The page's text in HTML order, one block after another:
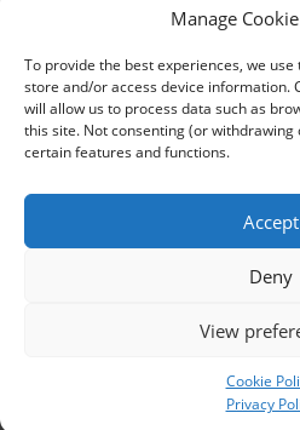
Manage
To provide the best experiences, we
store and/or access device information.
will allow us to process data such as
this site. Not consenting (or
certain features and functions.
Accept
Deny
View
Cookie
Privacy